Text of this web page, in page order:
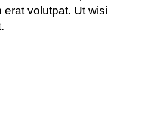
volutpat. Ut wisi